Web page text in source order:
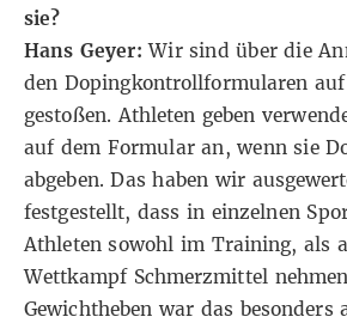
sie?
Hans Geyer: Wir sind über die
den Dopingkontrollformularen
gestoßen. Athleten geben
auf dem Formular an, wenn sie
abgeben. Das haben wir
festgestellt, dass in einzelnen
Athleten sowohl im Training, als
Wettkampf Schmerzmittel
Gewichtheben war das besonders